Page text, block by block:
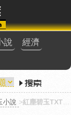
說
經濟
小說 >紅塵碧玉TXT下載